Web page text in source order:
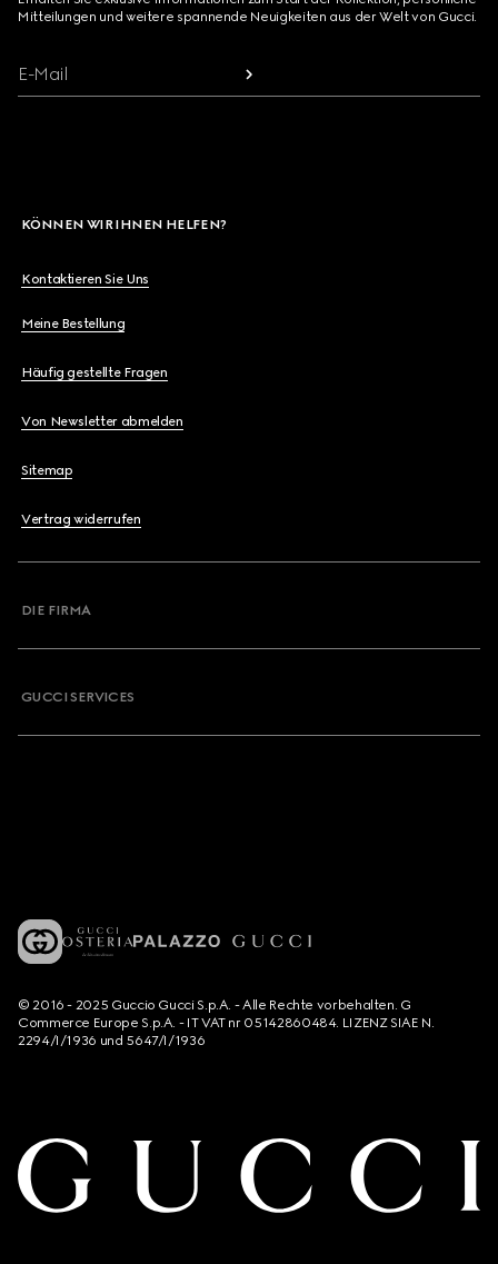
Mitteilungen und weitere spannende Neuigkeiten aus der Welt von Gucci.
E-Mail
KÖNNEN WIR IHNEN HELFEN?
Kontaktieren Sie Uns
Meine Bestellung
Häufig gestellte Fragen
Von Newsletter abmelden
Sitemap
Vertrag widerrufen
DIE FIRMA
GUCCI SERVICES
© 2016 - 2025 Guccio Gucci S.p.A. - Alle Rechte vorbehalten. G
Commerce Europe S.p.A. - IT VAT nr 05142860484. LIZENZ SIAE N.
2294/I/1936 und 5647/I/1936